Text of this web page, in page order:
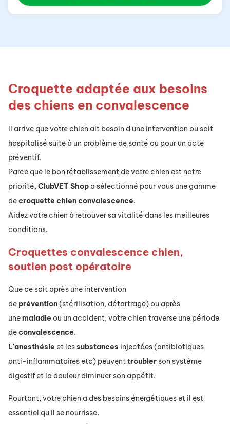
Croquette adaptée aux besoins
des chiens en convalescence
Il arrive que votre chien ait besoin d'une intervention ou soit
hospitalisé suite à un problème de santé ou pour un acte
préventif.
Parce que le bon rétablissement de votre chien est notre
priorité, ClubVET Shop a sélectionné pour vous une gamme
decroquette chienconvalescence.
Aidez votre chien à retrouver sa vitalité dans les meilleures
conditions.
Croquettes convalescence chien,
soutien post opératoire
Que ce soit après une intervention
de prévention(stérilisation, détartrage) ou après
unemaladie ou un accident, votre chien traverse une période
deconvalescence.
L'anesthésie et lessubstances injectées (antibiotiques,
anti-inflammatoires etc) peuventtroublerson système
digestif et la douleur diminuer son appétit.
Pourtant, votre chien a des besoins énergétiques et il est
essentiel qu'il se nourrisse.